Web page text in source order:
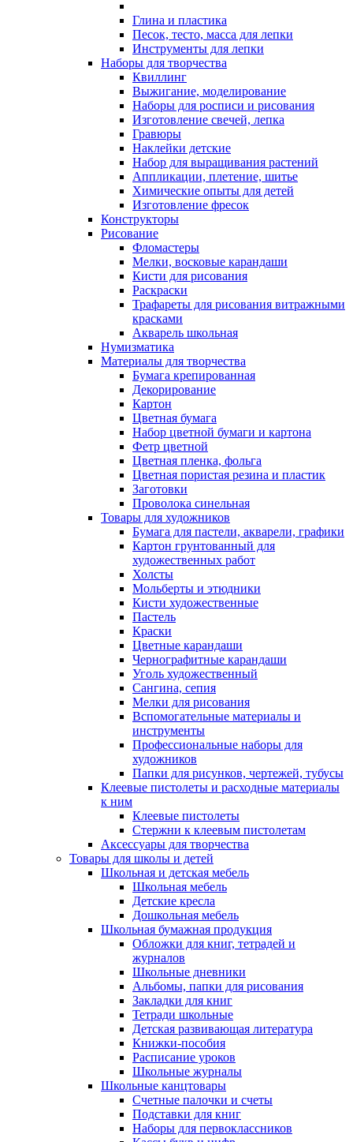
Глина и пластика
Песок, тесто, масса для лепки
Инструменты для лепки
Наборы для творчества
Квиллинг
Выжигание, моделирование
Наборы для росписи и рисования
Изготовление свечей, лепка
Гравюры
Наклейки детские
Набор для выращивания растений
Аппликации, плетение, шитье
Химические опыты для детей
Изготовление фресок
Конструкторы
Рисование
Фломастеры
Мелки, восковые карандаши
Кисти для рисования
Раскраски
Трафареты для рисования витражными
красками
Акварель школьная
Нумизматика
Материалы для творчества
Бумага крепированная
Декорирование
Картон
Цветная бумага
Набор цветной бумаги и картона
Фетр цветной
Цветная пленка, фольга
Цветная пористая резина и пластик
Заготовки
Проволока синельная
Товары для художников
Бумага для пастели, акварели, графики
Картон грунтованный для
художественных работ
Холсты
Мольберты и этюдники
Кисти художественные
Пастель
Краски
Цветные карандаши
Чернографитные карандаши
Уголь художественный
Сангина, сепия
Мелки для рисования
Вспомогательные материалы и
инструменты
Профессиональные наборы для
художников
Папки для рисунков, чертежей, тубусы
Клеевые пистолеты и расходные материалы
к ним
Клеевые пистолеты
Стержни к клеевым пистолетам
Аксессуары для творчества
Товары для школы и детей
Школьная и детская мебель
Школьная мебель
Детские кресла
Дошкольная мебель
Школьная бумажная продукция
Обложки для книг, тетрадей и
журналов
Школьные дневники
Альбомы, папки для рисования
Закладки для книг
Тетради школьные
Детская развивающая литература
Книжки-пособия
Расписание уроков
Школьные журналы
Школьные канцтовары
Счетные палочки и счеты
Подставки для книг
Наборы для первоклассников